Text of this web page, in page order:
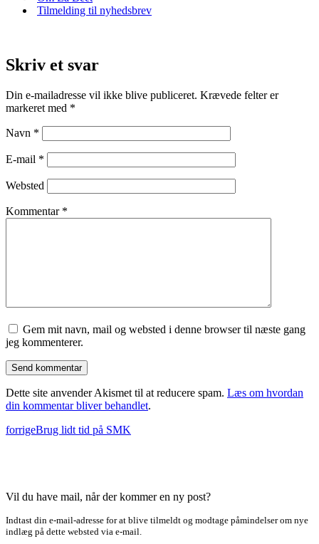
Tilmelding til nyhedsbrev
Skriv et svar
Din e-mailadresse vil ikke blive publiceret. Krævede felter er
markeret med *
Navn *
E-mail *
Websted
Kommentar *
Gem mit navn, mail og websted i denne browser til næste gang
jeg kommenterer.
Dette site anvender Akismet til at reducere spam. Læs om hvordan
din kommentar bliver behandlet.
forrigeBrug lidt tid på SMK
Vil du have mail, når der kommer en ny post?
Indtast din e-mail-adresse for at blive tilmeldt og modtage påmindelser om nye
indlæg på dette websted via e-mail.